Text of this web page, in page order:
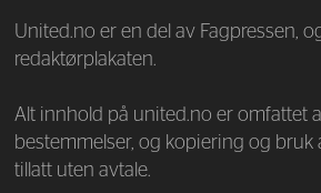
United.no er en del av Fagpressen,
redaktørplakaten.
Alt innhold på united.no er omfattet
bestemmelser, og kopiering og bruk
tillatt uten avtale.